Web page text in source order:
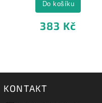
383 Kč
Do košíku
KONTAKT